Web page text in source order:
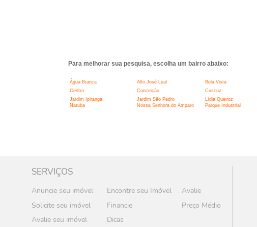
Para melhorar sua pesquisa, escolha um bairro abaixo:
Água Branca Alto José Leal Bela Vista
Centro
Conceição Cuscuz
Jardim Ipiranga
Jardim São Pedro Lídia Queiroz
Natuba
Nossa Senhora do Amparo Parque Industrial
SERVIÇOS
Anuncie seu imóvel Encontre seu Imóvel
Avalie
Solicite seu imóvel
Financie
Preço Médio
Avalie seu imóvel
Dicas